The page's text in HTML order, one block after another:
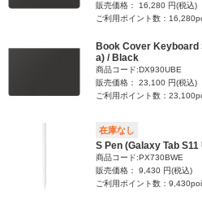
販売価格： 16,280 円(税込)
ご利用ポイント数：
Book Cover Keyboard
a) / Black
商品コード:DX930UBE
販売価格： 23,100 円(税込)
ご利用ポイント数：
在庫なし
S Pen (Galaxy Tab
商品コード:PX730BWE
販売価格： 9,430 円(税込)
ご利用ポイント数：